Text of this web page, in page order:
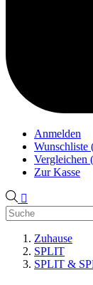
Anmelden
Wunschliste
Vergleichen (
Zur Kasse

Zuhause
SPLIT
SPLIT &